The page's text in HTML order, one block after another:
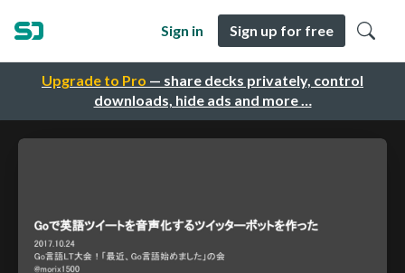
Upgrade to Pro — share decks privately, control
downloads, hide ads and more …
Sign in Sign up for free